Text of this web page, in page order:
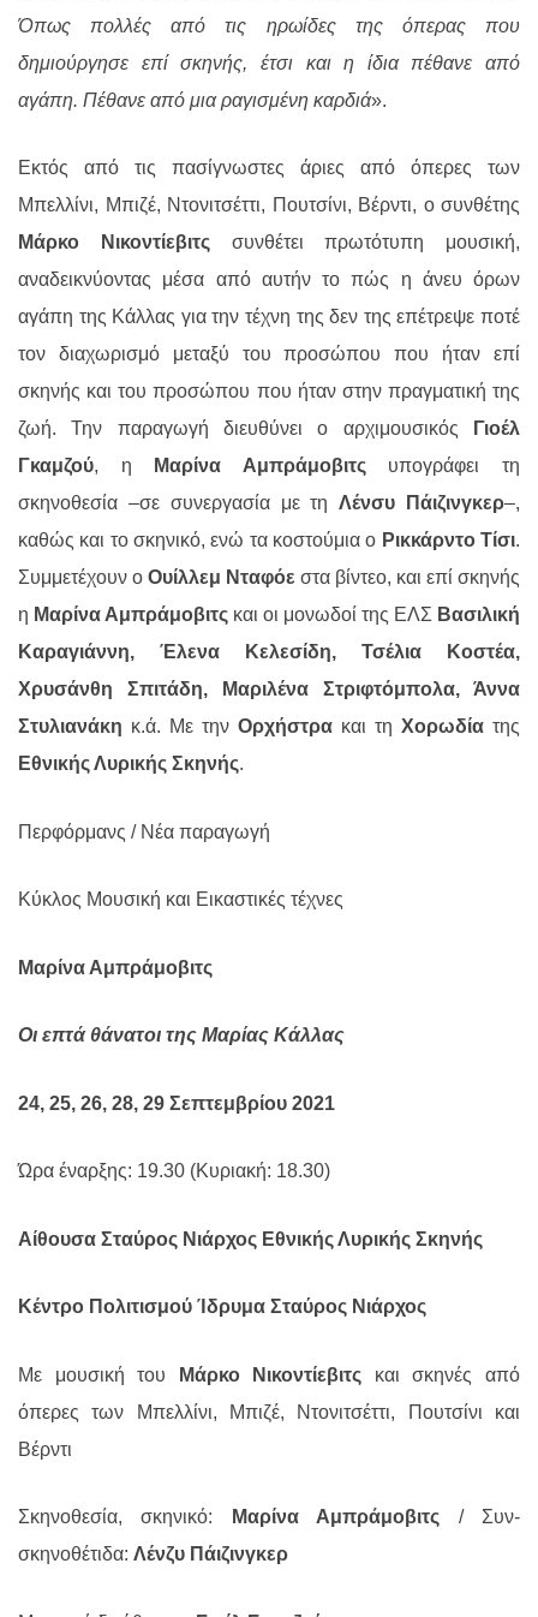
Όπως πολλές από τις ηρωίδες της όπερας που
δημιούργησε επί σκηνής, έτσι και η ίδια πέθανε από
αγάπη. Πέθανε από μια ραγισμένη καρδιά».
Εκτός από τις πασίγνωστες άριες από όπερες των
Μπελλίνι, Μπιζέ, Ντονιτσέττι, Πουτσίνι, Βέρντι, ο συνθέτης
Μάρκο Νικοντίεβιτςσυνθέτει πρωτότυπη μουσική,
αναδεικνύοντας μέσα από αυτήν το πώς η άνευ όρων
αγάπη της Κάλλας για την τέχνη της δεν της επέτρεψε ποτέ
τον διαχωρισμό μεταξύ του προσώπου που ήταν επί
σκηνής και του προσώπου που ήταν στην πραγματική της
ζωή. Την παραγωγή διευθύνει ο αρχιμουσικός
Γιοέλ
Γκαμζού, η Μαρίνα Αμπράμοβιτςυπογράφει τη
σκηνοθεσία –σε συνεργασία με τηΛένσυ Πάιζινγκερ–,
καθώς και το σκηνικό, ενώ τα κοστούμια ο Ρικκάρντο Τίσι.
Συμμετέχουν ο Ουίλλεμ Νταφόε στα βίντεο, και επί σκηνής
η Μαρίνα Αμπράμοβιτς και οι μονωδοί της ΕΛΣ Βασιλική
Καραγιάννη, Έλενα Κελεσίδη, Τσέλια Κοστέα,
Χρυσάνθη Σπιτάδη, Μαριλένα Στριφτόμπολα, Άννα
Στυλιανάκη κ.ά. Με την Ορχήστρα και τη Χορωδία της
Εθνικής Λυρικής Σκηνής.
Περφόρμανς / Νέα παραγωγή
Κύκλος Μουσική και Εικαστικές τέχνες
Μαρίνα Αμπράμοβιτς
Οι επτά θάνατοι της Μαρίας Κάλλας
24, 25, 26, 28, 29 Σεπτεμβρίου 2021
Ώρα έναρξης: 19.30 (Κυριακή: 18.30)
Αίθουσα Σταύρος Νιάρχος Εθνικής Λυρικής Σκηνής
Κέντρο Πολιτισμού Ίδρυμα Σταύρος Νιάρχος
Με μουσική του Μάρκο Νικοντίεβιτς και σκηνές από
όπερες των Μπελλίνι, Μπιζέ, Ντονιτσέττι, Πουτσίνι και
Βέρντι
Σκηνοθεσία, σκηνικό: Μαρίνα Αμπράμοβιτς / Συν-
σκηνοθέτιδα: Λένζυ Πάιζινγκερ